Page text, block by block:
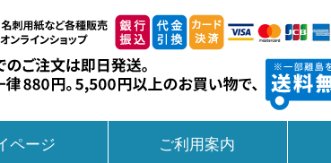
ページ ご利用案内